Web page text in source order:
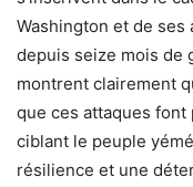
Washington et de
depuis seize mois de
montrent clairement
que ces attaques font
ciblant le peuple
résilience et une